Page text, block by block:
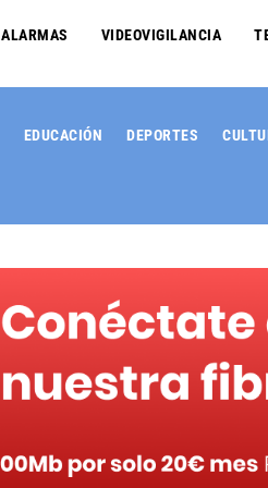
ALARMAS VIDEOVIGILANCIA
EDUCACIÓN DEPORTES